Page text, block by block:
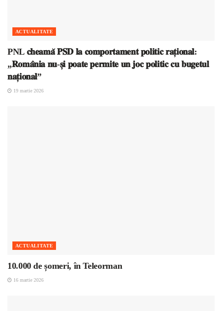
ACTUALITATE
PNL 𝐜𝐡𝐞𝐚𝐦𝐚̆ 𝐏𝐒𝐃 𝐥𝐚 𝐜𝐨𝐦𝐩𝐨𝐫𝐭𝐚𝐦𝐞𝐧𝐭 𝐩𝐨𝐥𝐢𝐭𝐢𝐜 𝐫𝐚𝐭̦𝐢𝐨𝐧𝐚𝐥:
„𝐑𝐨𝐦𝐚̂𝐧𝐢𝐚 𝐧𝐮-𝐬̦𝐢 𝐩𝐨𝐚𝐭𝐞 𝐩𝐞𝐫𝐦𝐢𝐭𝐞 𝐮𝐧 𝐣𝐨𝐜 𝐩𝐨𝐥𝐢𝐭𝐢𝐜 𝐜𝐮 𝐛𝐮𝐠𝐞𝐭𝐮𝐥
𝐧𝐚𝐭̦𝐢𝐨𝐧𝐚𝐥”
19 martie 2026
ACTUALITATE
10.000 de șomeri, în Teleorman
16 martie 2026